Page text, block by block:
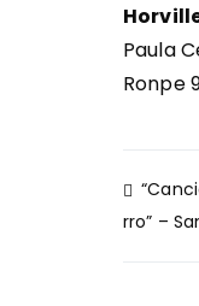
Paula
Ronpe
de
rro” –